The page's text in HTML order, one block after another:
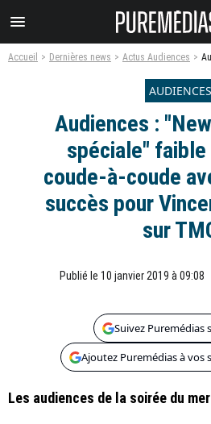
menu
Accueil Dernières news Actus Audiences
AUDIENCES
Audiences :
spéciale" faible
coude-à-coude
succès pour
sur
Publié le 10 janvier 2019 à 09:08
Suivez Puremédias
Ajoutez Puremédias à vos
Les audiences de la soirée du